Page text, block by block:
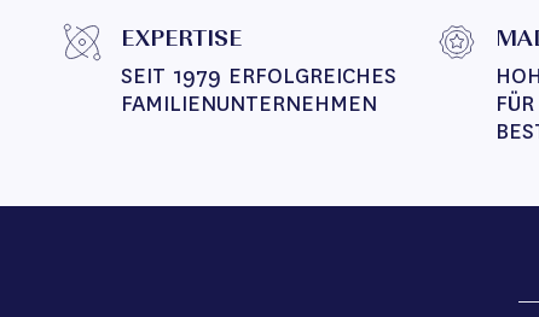
EXPERTISE
SEIT 1979 ERFOLGREICHES
FAMILIENUNTERNEHMEN